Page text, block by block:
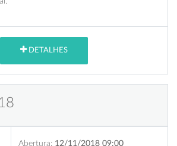
DETALHES
Abertura: 12/11/2018 09:00